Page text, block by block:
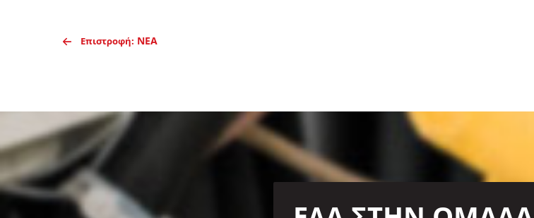
Επιστροφή: ΝΕΑ